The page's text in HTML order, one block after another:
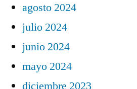
agosto 2024
julio 2024
junio 2024
mayo 2024
diciembre 2023